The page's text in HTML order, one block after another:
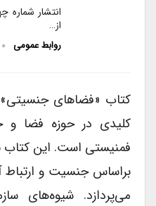
انتشار شماره
از…
روابط عمومی
کتاب «فضاهای جنسیتی»
کلیدی در حوزه فضا و
فمنیستی است. این کتاب
براساس جنسیت و ارتباط
می‌پردازد. شیوه‌های